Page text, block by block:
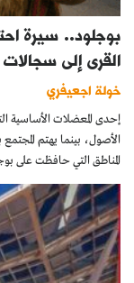
بوجلود.. سيرة
القرى إلى سجالات
خولة اجعيفري
إحدى المعضلات الأساسية
الأصول، بينما يهتم
المناطق التي حافظت على